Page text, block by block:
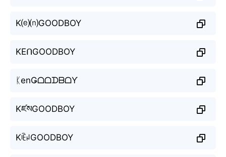
K⒠⒩GOODBOY
KEᑎGOODBOY
ᛕenǤᗝᗝᗪᗷᗝƳ
KཛསGOODBOY
KꍟꈤGOODBOY